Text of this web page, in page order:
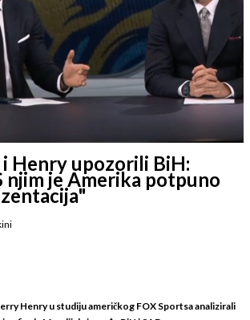
Henry upozorili BiH:
njim je Amerika potpuno
Henry u studiju američkog FOX Sportsa analizirali